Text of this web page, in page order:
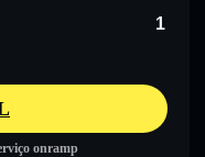
onramp